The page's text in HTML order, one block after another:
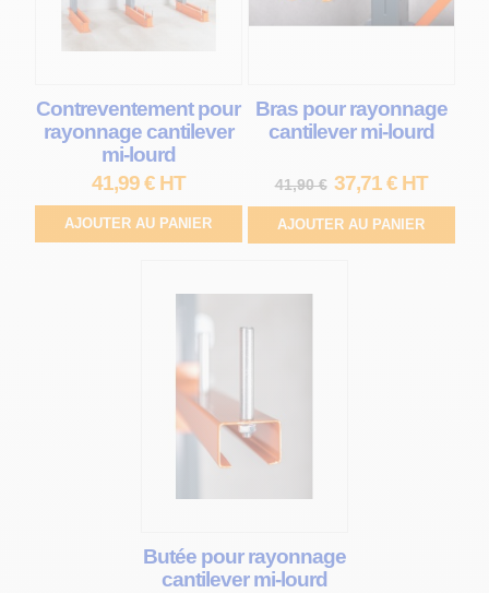
Contreventement pour
rayonnage cantilever
mi-lourd
41,99 € HT
AJOUTER AU PANIER
Bras pour rayonnage
cantilever mi-lourd
41,90 € 37,71 € HT
AJOUTER AU PANIER
Butée pour rayonnage
cantilever mi-lourd